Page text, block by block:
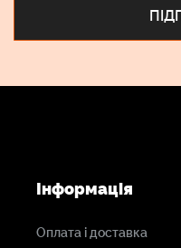
Інформація
Оплата і доставка